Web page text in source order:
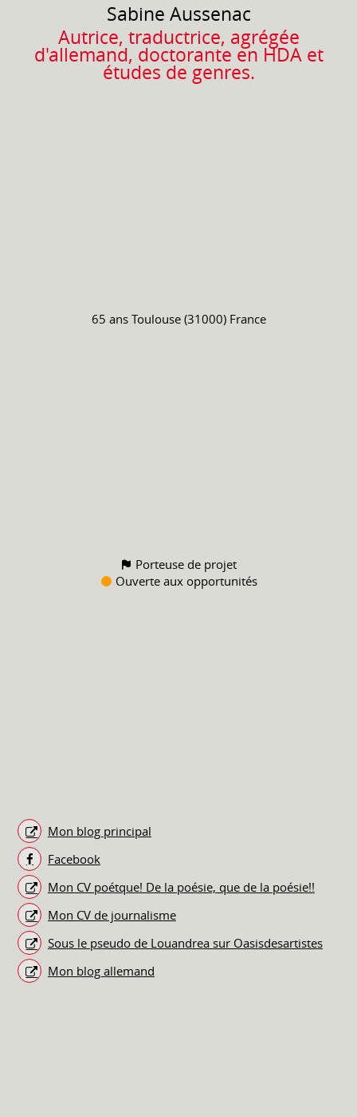
Sabine Aussenac
Autrice, traductrice, agrégée
d'allemand, doctorante en HDA et
études de genres.
65 ans Toulouse (31000) France
Porteuse de projet
Ouverte aux opportunités
Mon blog principal
Facebook
Mon CV poétque! De la poésie, que de la poésie!!
Mon CV de journalisme
Sous le pseudo de Louandrea sur Oasisdesartistes
Mon blog allemand